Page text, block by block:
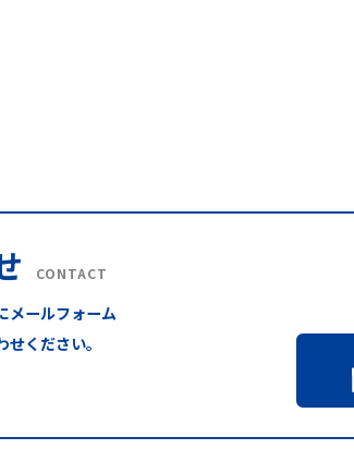
CONTACT
メールフォーム
ください。